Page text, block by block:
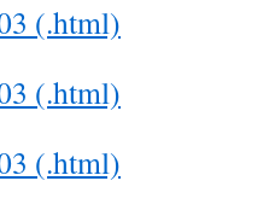
(.html)
(.html)
(.html)